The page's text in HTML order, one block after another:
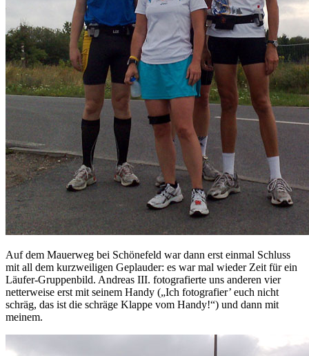
Auf dem Mauerweg bei Schönefeld war dann erst einmal Schluss
mit all dem kurzweiligen Geplauder: es war mal wieder Zeit für ein
Läufer-Gruppenbild. Andreas III. fotografierte uns anderen vier
netterweise erst mit seinem Handy („Ich fotografier’ euch nicht
schräg, das ist die schräge Klappe vom Handy!“) und dann mit
meinem.